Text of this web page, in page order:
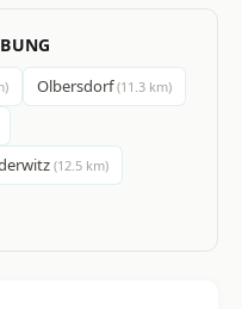
Olbersdorf(11.3 km)
(12.5 km)